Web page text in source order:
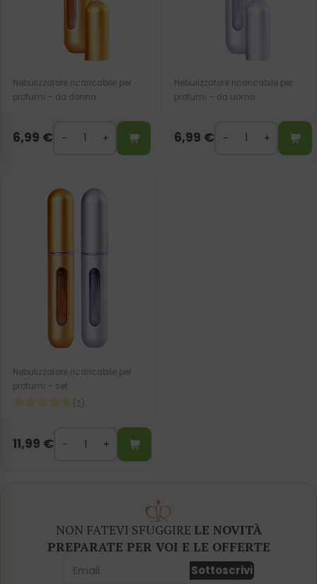
Nebulizzatore ricaricabile per
profumi – da donna
6,99 €
Nebulizzatore ricaricabile per
profumi – da uomo
6,99 €
Nebulizzatore ricaricabile per
profumi – set
(2)
11,99 €
NON FATEVI SFUGGIRE LE NOVITÀ
PREPARATE PER VOI E LE OFFERTE
Sottoscrivi